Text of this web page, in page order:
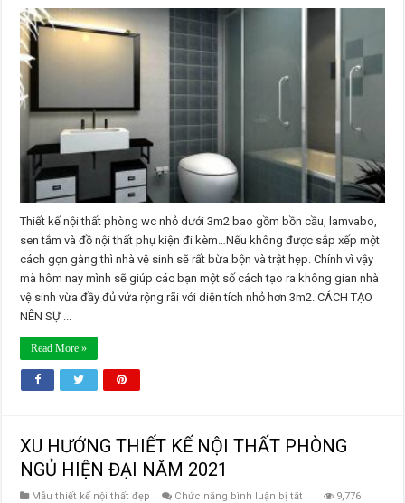
NHỎ
DƯỚI
3M2
Thiết kế nội thất phòng wc nhỏ dưới 3m2 bao gồm bồn cầu, lamvabo,
sen tắm và đồ nội thất phụ kiện đi kèm…Nếu không được sắp xếp một
cách gọn gàng thì nhà vệ sinh sẽ rất bừa bộn và trật hẹp. Chính vì vậy
mà hôm nay mình sẽ giúp các bạn một số cách tạo ra không gian nhà
vệ sinh vừa đầy đủ vửa rộng rãi với diện tích nhỏ hơn 3m2. CÁCH TẠO
NÊN SỰ ...
Read More »
XU HƯỚNG THIẾT KẾ NỘI THẤT PHÒNG
NGỦ HIỆN ĐẠI NĂM 2021
Mẫu thiết kế nội thất đẹp Chức năng bình luận bị tắt 9,776